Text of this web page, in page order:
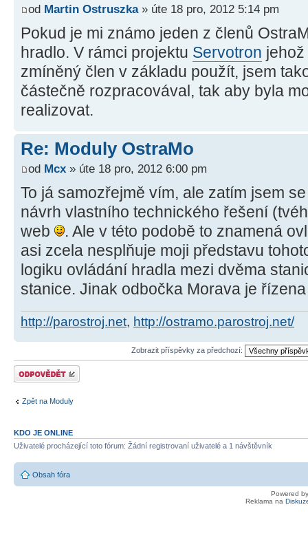
od Martin Ostruszka» úte 18 pro, 2012 5:14 pm
Pokud je mi známo jeden z členů
hradlo. V rámci projektu Servotron
zmíněný člen v základu použít, jsem
částečně rozpracovával, tak aby byla
realizovat.
Re: Moduly OstraMo
od Mcx » úte 18 pro, 2012 6:00 pm
To já samozřejmě vím, ale zatím jsem
návrh vlastního technického řešení
web
. Ale v této podobě to znamená
asi zcela nesplňuje moji představu
logiku ovládání hradla mezi dvěma
stanice. Jinak odbočka Morava je
http://parostroj.net, http://ostramo.parostroj.net/
Zobrazit příspěvky za předchozí:
Odeslat odpověď
Zpět na Moduly
KDO JE ONLINE
Uživatelé procházející toto fórum: Žádní registrovaní uživatelé a 1 návštěvník
Obsah fóra
Powered
Reklama na